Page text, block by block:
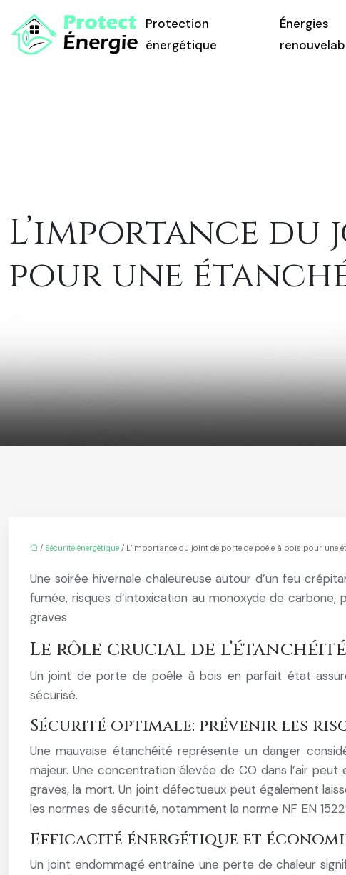
Protection
énergétique
Énergies
L’importance du
pour une
/ Sécurité énergétique / L’importance du joint de porte de poêle à bois pour une
Une soirée hivernale chaleureuse autour d’un feu
fumée, risques d’intoxication au monoxyde de
graves.
Le rôle crucial de
Un joint de porte de poêle à bois en parfait état
sécurisé.
Sécurité optimale: prévenir les
Une mauvaise étanchéité représente un danger
majeur. Une concentration élevée de CO dans l’air
graves, la mort. Un joint défectueux peut également
les normes de sécurité, notamment la norme NF EN
Efficacité énergétique et
Un joint endommagé entraîne une perte de chaleur